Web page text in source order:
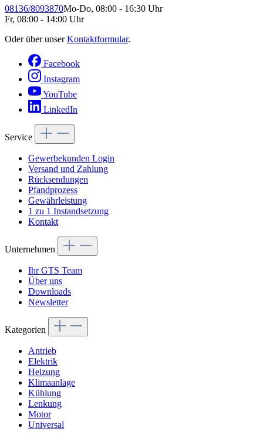
08136/8093870Mo-Do, 08:00 - 16:30 Uhr
Fr, 08:00 - 14:00 Uhr
Oder über unserKontaktformular.
Facebook
Instagram
YouTube
LinkedIn
Service
Gewerbekunden Login
Versand und Zahlung
Rücksendungen
Pfandprozess
Gewährleistung
1 zu 1 Instandsetzung
Kontakt
Unternehmen
Ihr GTS Team
Über uns
Downloads
Newsletter
Kategorien
Antrieb
Elektrik
Heizung
Klimaanlage
Kühlung
Lenkung
Motor
Universal